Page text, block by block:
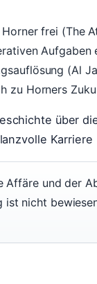
frei (The
Aufgaben
(Al
zu Horners
über
Affäre und der
ist nicht